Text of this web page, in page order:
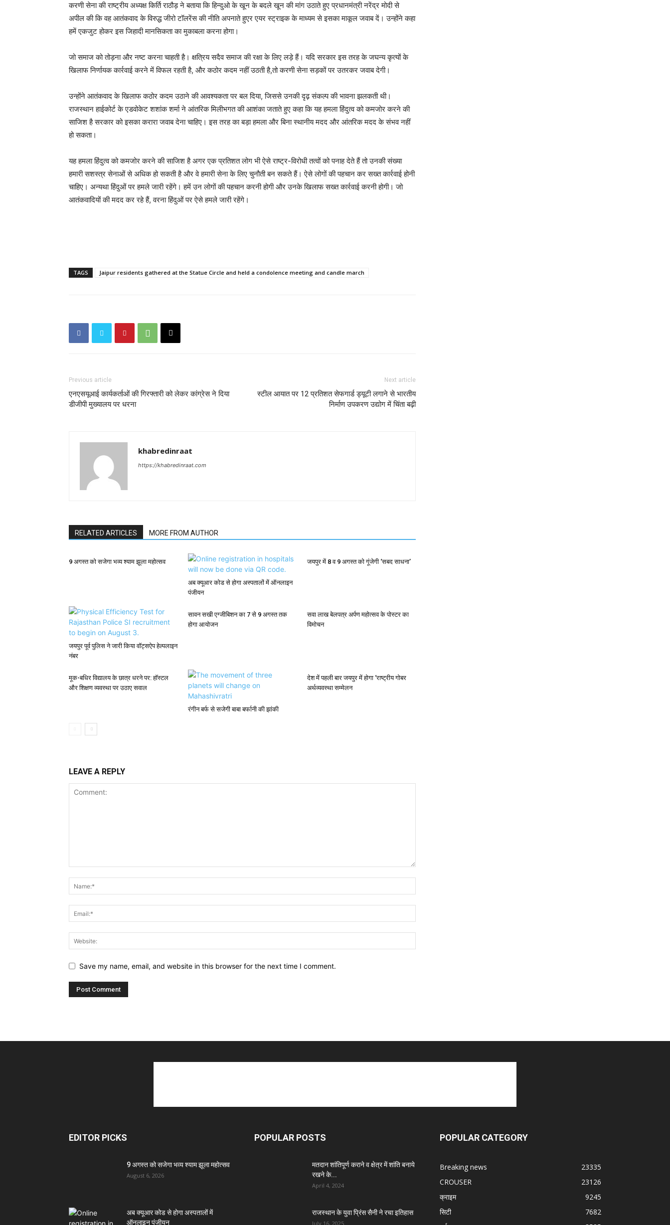
करणी सेना की राष्ट्रीय अध्यक्ष किर्ति राठौड़ ने बताया कि हिन्दुओ के खून के बदले खून की मांग उठाते हुए प्रधानमंत्री नरेंद्र मोदी से
अपील की कि वह आतंकवाद के विरुद्ध जीरो टॉलरेंस की नीति अपनाते हुएर एयर स्ट्राइक के माध्यम से इसका माकूल जवाब दें। उन्होंने कहा
हमें एकजुट होकर इस जिहादी मानसिकता का मुकाबला करना होगा।
जो समाज को तोड़ना और नष्ट करना चाहती है। क्षत्रिय सदैव समाज की रक्षा के लिए लड़े हैं। यदि सरकार इस तरह के जघन्य कृत्यों के
खिलाफ निर्णायक कार्रवाई करने में विफल रहती है, और कठोर कदम नहीं उठती है,तो करणी सेना सड़कों पर उतरकर जवाब देगी।
उन्होंने आतंकवाद के खिलाफ कठोर कदम उठाने की आवश्यकता पर बल दिया, जिससे उनकी दृढ़ संकल्प की भावना झलकती थी।
राजस्थान हाईकोर्ट के एडवोकेट शशांक शर्मा ने आंतरिक मिलीभगत की आशंका जताते हुए कहा कि यह हमला हिंदुत्व को कमजोर करने की
साजिश है सरकार को इसका करारा जवाब देना चाहिए। इस तरह का बड़ा हमला और बिना स्थानीय मदद और आंतरिक मदद के संभव नहीं
हो सकता।
यह हमला हिंदुत्व को कमजोर करने की साजिश है अगर एक प्रतिशत लोग भी ऐसे राष्ट्र-विरोधी तत्वों को पनाह देते हैं तो उनकी संख्या
हमारी सशस्त्र सेनाओं से अधिक हो सकती है और वे हमारी सेना के लिए चुनौती बन सकते हैं। ऐसे लोगों की पहचान कर सख्त कार्रवाई होनी
चाहिए। अन्यथा हिंदुओं पर हमले जारी रहेंगे। हमें उन लोगों की पहचान करनी होगी और उनके खिलाफ सख्त कार्रवाई करनी होगी। जो
आतंकवादियों की मदद कर रहे हैं, वरना हिंदुओं पर ऐसे हमले जारी रहेंगे।
TAGS Jaipur residents gathered at the Statue Circle and held a condolence meeting and candle march
Previous article
एनएसयूआई कार्यकर्ताओं की गिरफ्तारी को लेकर कांग्रेस ने दिया
डीजीपी मुख्यालय पर धरना
Next article
स्टील आयात पर 12 प्रतिशत सेफगार्ड ड्यूटी लगाने से भारतीय
निर्माण उपकरण उद्योग में चिंता बढ़ी
khabredinraat
https://khabredinraat.com
RELATED ARTICLES MORE FROM AUTHOR
9 अगस्त को सजेगा भव्य श्याम झूला महोत्सव
अब क्यूआर कोड से होगा अस्पतालों में ऑनलाइन
पंजीयन
जयपुर में 8 व 9 अगस्त को गूंजेगी ‘सबद साधना’
जयपुर पूर्व पुलिस ने जारी किया वॉट्सऐप हेल्पलाइन
नंबर
सावन सखी एग्जीबिशन का 7 से 9 अगस्त तक
होगा आयोजन
सवा लाख बेलपत्र अर्पण महोत्सव के पोस्टर का
विमोचन
मूक-बधिर विद्यालय के छात्र धरने पर: हॉस्टल
और शिक्षण व्यवस्था पर उठाए सवाल
रंगीन बर्फ से सजेगी बाबा बर्फानी की झांकी
देश में पहली बार जयपुर में होगा ‘राष्ट्रीय गोबर
अर्थव्यवस्था सम्मेलन
LEAVE A REPLY
Save my name, email, and website in this browser for the next time I comment.
EDITOR PICKS
9 अगस्त को सजेगा भव्य श्याम झूला महोत्सव
August 6, 2026
अब क्यूआर कोड से होगा अस्पतालों में
ऑनलाइन पंजीयन
POPULAR POSTS
मतदान शांतिपूर्ण कराने व क्षेत्र में शांति बनाये
रखने के...
April 4, 2024
राजस्थान के युवा प्रिंस सैनी ने रचा इतिहास
July 16, 2025
POPULAR CATEGORY
Breaking news
23335
CROUSER
23126
क्राइम
9245
सिटी
7682